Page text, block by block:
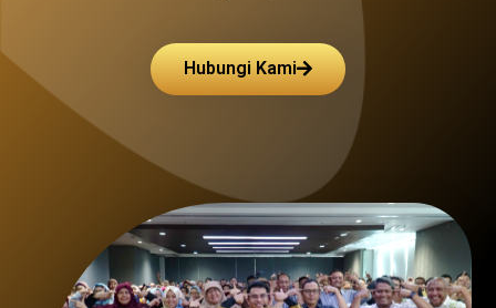
Hubungi Kami